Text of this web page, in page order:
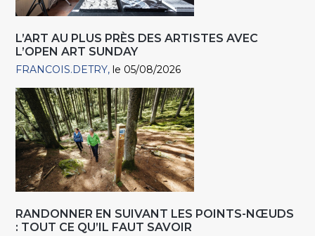
L’ART AU PLUS PRÈS DES ARTISTES AVEC
L’OPEN ART SUNDAY
FRANCOIS.DETRY le 05/08/2026
RANDONNER EN SUIVANT LES POINTS-NŒUDS
: TOUT CE QU’IL FAUT SAVOIR